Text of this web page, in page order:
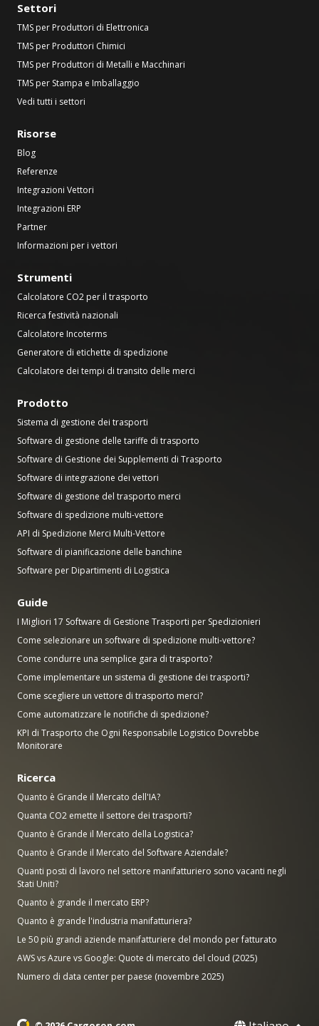
Settori
TMS per Produttori di Elettronica
TMS per Produttori Chimici
TMS per Produttori di Metalli e Macchinari
TMS per Stampa e Imballaggio
Vedi tutti i settori
Risorse
Blog
Referenze
Integrazioni Vettori
Integrazioni ERP
Partner
Informazioni per i vettori
Strumenti
Calcolatore CO2 per il trasporto
Ricerca festività nazionali
Calcolatore Incoterms
Generatore di etichette di spedizione
Calcolatore dei tempi di transito delle merci
Prodotto
Sistema di gestione dei trasporti
Software di gestione delle tariffe di trasporto
Software di Gestione dei Supplementi di Trasporto
Software di integrazione dei vettori
Software di gestione del trasporto merci
Software di spedizione multi-vettore
API di Spedizione Merci Multi-Vettore
Software di pianificazione delle banchine
Software per Dipartimenti di Logistica
Guide
I Migliori 17 Software di Gestione Trasporti per Spedizionieri
Come selezionare un software di spedizione multi-vettore?
Come condurre una semplice gara di trasporto?
Come implementare un sistema di gestione dei trasporti?
Come scegliere un vettore di trasporto merci?
Come automatizzare le notifiche di spedizione?
KPI di Trasporto che Ogni Responsabile Logistico Dovrebbe
Monitorare
Ricerca
Quanto è Grande il Mercato dell'IA?
Quanta CO2 emette il settore dei trasporti?
Quanto è Grande il Mercato della Logistica?
Quanto è Grande il Mercato del Software Aziendale?
Quanti posti di lavoro nel settore manifatturiero sono vacanti negli
Stati Uniti?
Quanto è grande il mercato ERP?
Quanto è grande l'industria manifatturiera?
Le 50 più grandi aziende manifatturiere del mondo per fatturato
AWS vs Azure vs Google: Quote di mercato del cloud (2025)
Numero di data center per paese (novembre 2025)